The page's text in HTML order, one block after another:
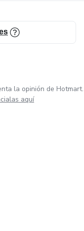
la opinión de Hotmart.
aquí